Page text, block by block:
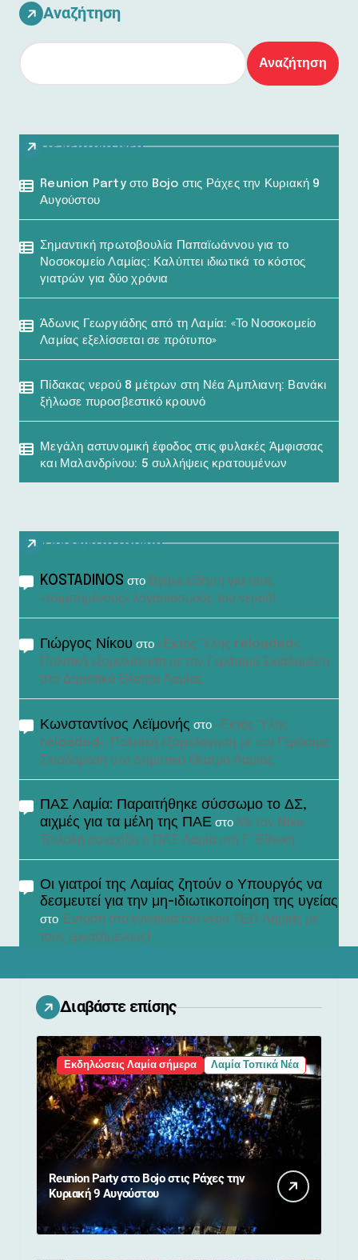
Αναζήτηση
Αναζήτηση
Τελευταία Νέα
Reunion Party στο Bojo στις Ράχες την Κυριακή 9
Αυγούστου
Σημαντική πρωτοβουλία Παπαϊωάννου για το
Νοσοκομείο Λαμίας: Καλύπτει ιδιωτικά το κόστος
γιατρών για δύο χρόνια
Άδωνις Γεωργιάδης από τη Λαμία: «Το Νοσοκομείο
Λαμίας εξελίσσεται σε πρότυπο»
Πίδακας νερού 8 μέτρων στη Νέα Άμπλιανη: Βανάκι
ξήλωσε πυροσβεστικό κρουνό
Μεγάλη αστυνομική έφοδος στις φυλακές Άμφισσας
και Μαλανδρίνου: 5 συλλήψεις κρατουμένων
Πρόσφατα σχόλια
KOSTADINOS στο Βγήκε είδηση για τους
«τσιμπημένους» λογαριασμούς του νερού!
Γιώργος Νίκου στο «Εκτός Ύλης reloaded»:
Πολιτική εξομολόγηση με τον Γεράσιμο Σκιαδαρέση
στο Δημοτικό Θέατρο Λαμίας
Κωνσταντίνος Λεϊμονής στο «Εκτός Ύλης
reloaded»: Πολιτική εξομολόγηση με τον Γεράσιμο
Σκιαδαρέση στο Δημοτικό Θέατρο Λαμίας
ΠΑΣ Λαμία: Παραιτήθηκε σύσσωμο το ΔΣ,
αιχμές για τα μέλη της ΠΑΕ στο Με τον Νίκο
Τσιλαλή συνεχίζει ο ΠΑΣ Λαμία στη Γ’ Εθνική
Οι γιατροί της Λαμίας ζητούν ο Υπουργός να
δεσμευτεί για την μη-ιδιωτικοποίηση της υγείας
στο Ένταση στα εγκαίνια του νέου ΤΕΠ Λαμίας με
τους εργαζόμενους!
Διαβάστε επίσης
Εκδηλώσεις Λαμία σήμερα Λαμία Τοπικά Νέα
Reunion Party στο Bojo στις Ράχες την
Κυριακή 9 Αυγούστου